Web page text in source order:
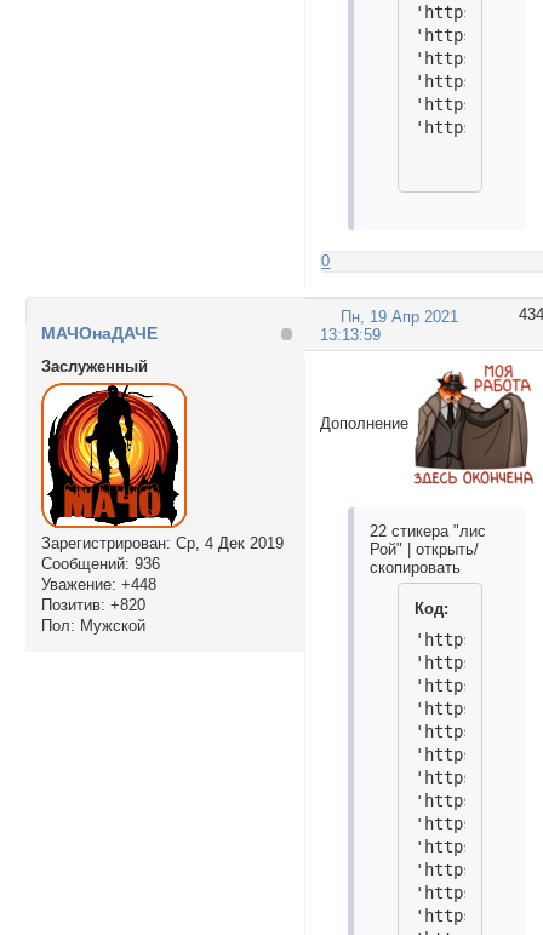
'https://
'https://
'https://
'https://
'https://
'https://
0
434
Пн, 19 Апр 2021
13:13:59
МАЧОнаДАЧЕ
Заслуженный
Зарегистрирован: Ср, 4 Дек 2019
Сообщений: 936
Уважение: +448
Позитив: +820
Пол: Мужской
Дополнение
22 стикера "лис
Рой" | открыть/
скопировать
Код:
'https://
'https://
'https://
'https://
'https://
'https://
'https://
'https://
'https://
'https://
'https://
'https://
'https://